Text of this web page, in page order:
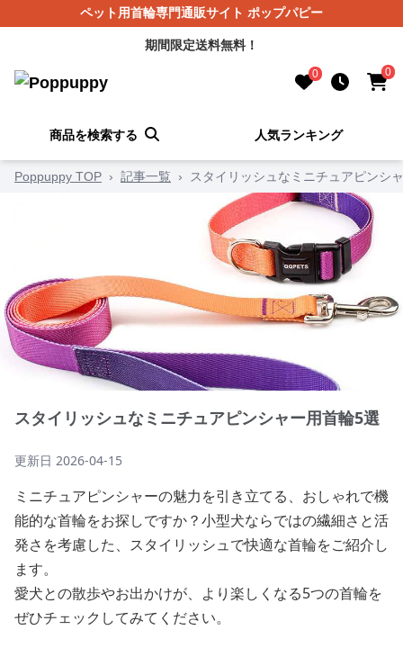
ペット用首輪専門通販サイト ポップパピー
期間限定送料無料！
0 0
商品を検索する 人気ランキング
Poppuppy TOP › 記事一覧 › スタイリッシュなミニチュアピンシ
スタイリッシュなミニチュアピンシャー用首輪5選
更新日 2026-04-15
ミニチュアピンシャーの魅力を引き立てる、おしゃれで機
能的な首輪をお探しですか？小型犬ならではの繊細さと活
発さを考慮した、スタイリッシュで快適な首輪をご紹介し
ます。
愛犬との散歩やお出かけが、より楽しくなる5つの首輪を
ぜひチェックしてみてください。